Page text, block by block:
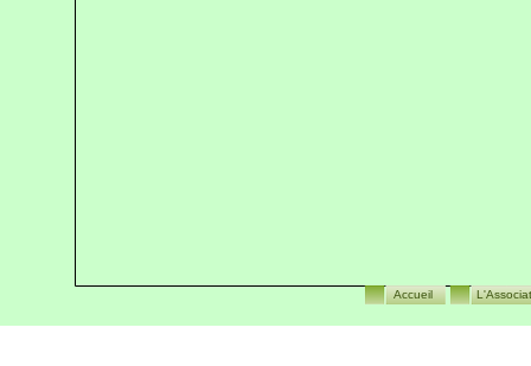
Accueil